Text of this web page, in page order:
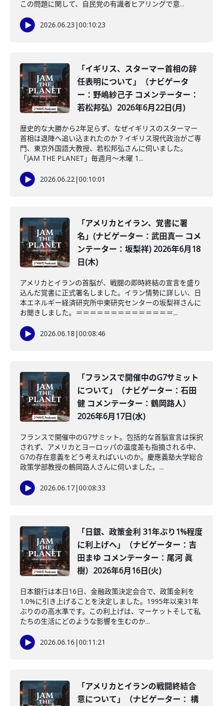
この問題に関して、自民党の有識者ヒアリングで意...
2026.06.23 |00:10:23
「イギリス、スターマー首相の辞
任表明について」（ナビゲータ
ー：野嶋紗己子 コメンテーター：
若松邦弘）2026年6月22日(月)
歴史的な大勝から2年足らず、なぜイギリスのスターマー
首相は退陣へ追い込まれたのか？イギリス現代政治がご専
門、東京外国語大教授、若松邦弘さんに伺いました。
「JAM THE PLANET」毎週月～木曜 1...
2026.06.22|00:10:01
「アメリカとイラン、覚書に署
名」(ナビゲーター：武田真一 コメ
ンテーター：坂梨祥) 2026年6月18
日(木)
アメリカとイランの首脳が、戦闘の即時終結の宣言を盛り
込んだ覚書に正式署名しました。イラン情勢に詳しい、日
本エネルギー経済研究所中東研究センターの坂梨祥さんに
お聞きしました。＝＝＝＝＝＝＝＝＝＝＝＝＝＝...
2026.06.18 |00:08:46
「フランスで開催中のG7サミット
について」（ナビゲーター：石田
健 コメンテーター：鶴岡路人）
2026年6月17日(水)
フランスで開催中のG7サミット。包括的な首脳宣言は採択
されず、アメリカとヨーロッパの温度差も指摘される中、
G7の存在意義をどう考えればいいのか。慶應義塾大学総合
政策学部教授の鶴岡路人さんに伺いました。...
2026.06.17|00:08:33
「日銀、政策金利 31年ぶり1%程度
に利上げへ」（ナビゲーター：吉
田まゆ コメンテーター：尾河 眞
樹）2026年6月16日(火)
日本銀行は本日16日、金融政策決定会合で、政策金利を
1.0%に引き上げることを決定しました。1995年以来31年
ぶりのの高水準です。この利上げは、マーケットそして私
たちの生活にどのような影響を生むのか...
2026.06.16 |00:11:21
「アメリカとイランの戦闘終結合
意について」（ナビゲーター： 構